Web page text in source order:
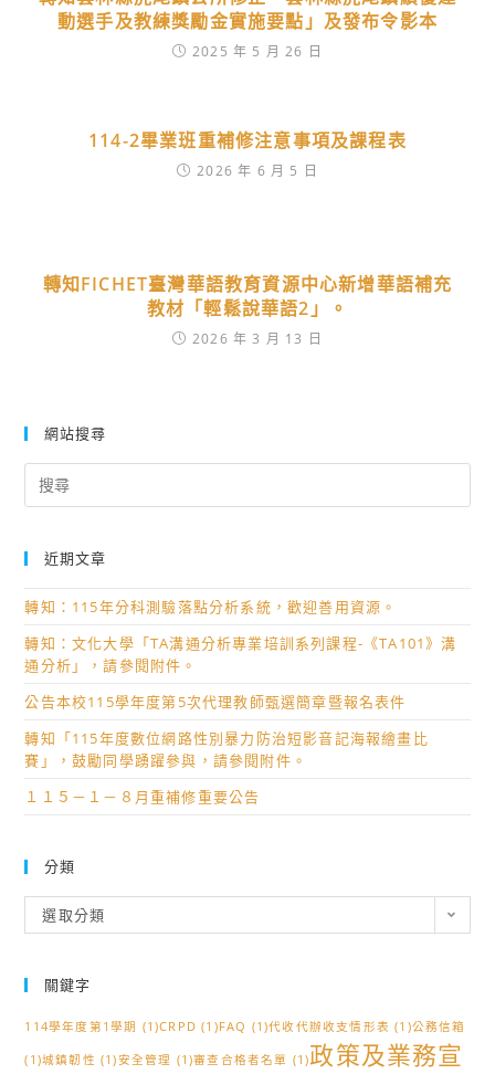
動選手及教練獎勵金實施要點」及發布令影本
2025 年 5 月 26 日
114-2畢業班重補修注意事項及課程表
2026 年 6 月 5 日
轉知FICHET臺灣華語教育資源中心新增華語補充
教材「輕鬆說華語2」。
2026 年 3 月 13 日
網站搜尋
Search
for:
近期文章
轉知：115年分科測驗落點分析系統，歡迎善用資源。
轉知：文化大學「TA溝通分析專業培訓系列課程-《TA101》溝
通分析」，請參閱附件。
公告本校115學年度第5次代理教師甄選簡章暨報名表件
轉知「115年度數位網路性別暴力防治短影音記海報繪畫比
賽」，鼓勵同學踴躍參與，請參閱附件。
１１５－１－８月重補修重要公告
分類
類
選取分類
關鍵字
114學年度第1學期 (1)CRPD (1)FAQ (1)代收代辦收支情形表 (1)公務信箱
(1)城鎮韌性 (1)安全管理 (1)審查合格者名單 (1)政策及業務宣